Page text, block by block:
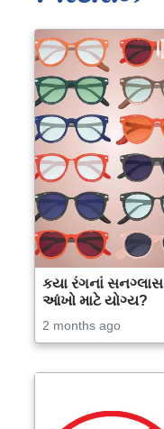
કયા રંગનાં સનગ્લાસ
આંખો માટે યોગ્ય?
2 months ago